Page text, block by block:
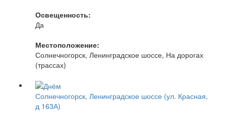
Освещенность:
Да
Местоположение:
Солнечногорск, Ленинградское шоссе, На дорогах
(трассах)
Солнечногорск, Ленинградское шоссе (ул. Красная,
д 163А)